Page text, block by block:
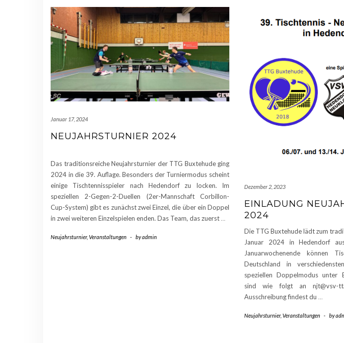
Januar 17, 2024
NEUJAHRSTURNIER 2024
Das traditionsreiche Neujahrsturnier der TTG Buxtehude ging
2024 in die 39. Auflage. Besonders der Turniermodus scheint
einige Tischtennisspieler nach Hedendorf zu locken. Im
speziellen 2-Gegen-2-Duellen (2er-Mannschaft Corbillon-
Cup-System) gibt es zunächst zwei Einzel, die über ein Doppel
in zwei weiteren Einzelspielen enden. Das Team, das zuerst …
Neujahrsturnier, Veranstaltungen - byadmin
Dezember 2, 2023
EINLADUNG
2024
Die TTG Buxtehude lädt zum
Januar 2024 in Hedendorf
Januarwochenende können
Deutschland in
speziellen Doppelmodus unter
sind wie folgt an njt@vsv-
Ausschreibung findest du …
Neujahrsturnier, Veranstaltungen - by